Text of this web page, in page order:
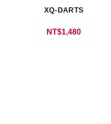
XQ-DARTS
NT$1,480